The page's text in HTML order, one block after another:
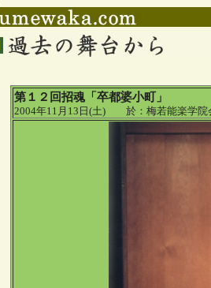
第１２回招魂「卒都婆小町」
2004年11月13日(土) 於：梅若能楽学院